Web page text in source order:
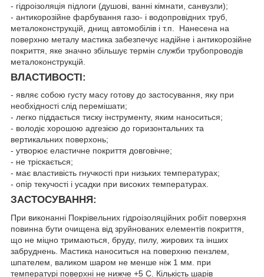
- гідроізоляція підлоги (душові, ванні кімнати, санвузли);
- антикорозійне фарбування газо- і водопровідних труб,
металоконструкцій, днищ автомобілів і т.п. Нанесена на
поверхню металу мастика забезпечує надійне і антикорозійне
покриття, яке значно збільшує термін служби трубопроводів
металоконструкцій.
ВЛАСТИВОСТІ:
- являє собою густу масу готову до застосування, яку при
необхідності слід перемішати;
- легко піддається тиску інструменту, яким наноситься;
- володіє хорошою адгезією до горизонтальних та
вертикальних поверхонь;
- утворює еластичне покриття довговічне;
- не тріскається;
- має властивість гнучкості при низьких температурах;
- опір текучості і усадки при високих температурах.
ЗАСТОСУВАННЯ:
При виконанні Покрівельних гідроізоляційних робіт поверхня
повинна бути очищена від зруйнованих елементів покриття,
що не міцно тримаються, бруду, пилу, жирових та інших
забруднень. Мастика наноситься на поверхню пензлем,
шпателем, валиком шаром не менше ніж 1 мм. при
температурі поверхні не нижче +5 С. Кількість шарів